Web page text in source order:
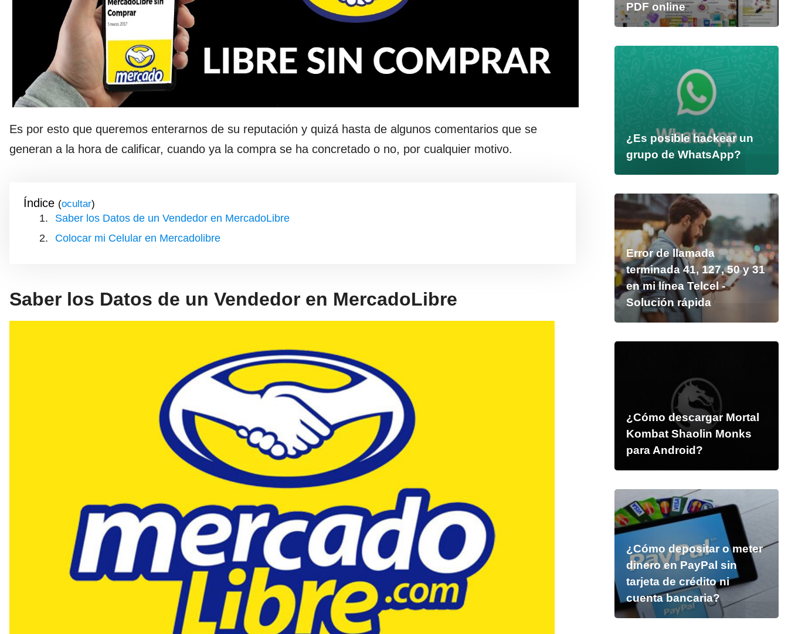
Es por esto que queremos enterarnos de su reputación y quizá hasta de algunos comentarios que se
generan a la hora de calificar, cuando ya la compra se ha concretado o no, por cualquier motivo.
Índice ( )
Saber los Datos de un Vendedor en MercadoLibre
Colocar mi Celular en Mercadolibre
Saber los Datos de un Vendedor en MercadoLibre
PDF online
¿Es posible hackear un
grupo de WhatsApp?
Error de llamada
terminada 41, 127, 50 y 31
en mi línea Telcel -
Solución rápida
¿Cómo descargar Mortal
Kombat Shaolin Monks
para Android?
¿Cómo depositar o meter
dinero en PayPal sin
tarjeta de crédito ni
cuenta bancaria?